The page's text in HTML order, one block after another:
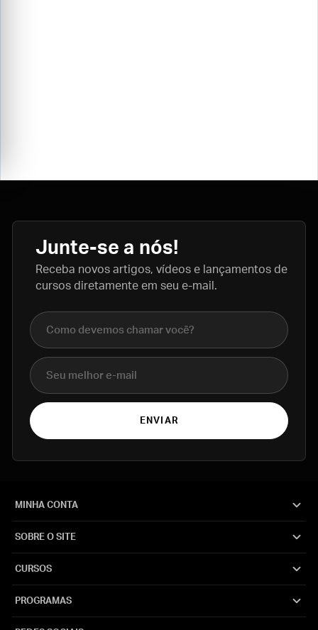
Junte-se a nós!
Receba novos artigos, vídeos e lançamentos de
cursos diretamente em seu e-mail.
Nome completo
E-mail
ENVIAR
MINHA CONTA
SOBRE O SITE
CURSOS
PROGRAMAS